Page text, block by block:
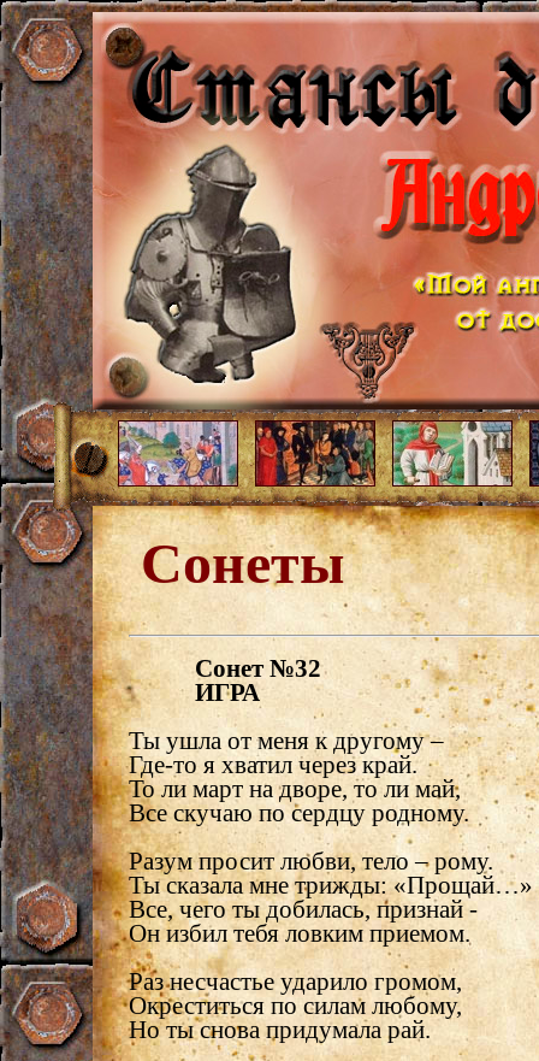
Сонеты
Сонет №32
ИГРА
Ты ушла от меня к другому –
Где-то я хватил через край.
То ли март на дворе, то ли май,
Все скучаю по сердцу родному.
Разум просит любви, тело – рому.
Ты сказала мне трижды: «Прощай…»
Все, чего ты добилась, признай -
Он избил тебя ловким приемом.
Раз несчастье ударило громом,
Окреститься по силам любому,
Но ты снова придумала рай.